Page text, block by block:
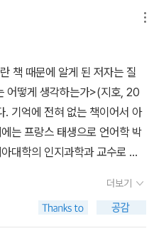
와 각각의 램프들이 개인의 삶
점은 램프와 달리 전구가 가진
행 속에서 기술이 몽상을 억
다. 장의 마지막에 앙리 보스
며, 타인의 램프에 대해 말하는
해 말하고 있는 것일까 아니면
는 것일까. 이가림 시인이 75년
욱씨의 번역본과 같은 책이다.
책 때문에 알게 된 저자는 질
어떻게 생각하는가>(지호, 20
기억에 전혀 없는 책이어서 아
는 프랑스 태생으로 언어학 박
대학의 인지과학과 교수로 재
, '개념적 혼성과 상상력의 수수
일성, 통합, 상상력의 작용을
하고 복잡한 이 작용들은 의미
더보기